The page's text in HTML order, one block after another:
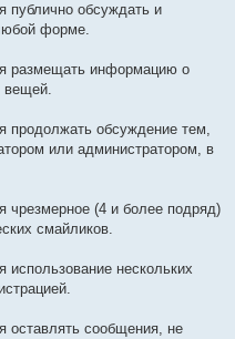
публично обсуждать и
форме.
размещать информацию о
вещей.
продолжать обсуждение тем,
или администратором, в
чрезмерное (4 и более подряд)
смайликов.
нескольких
оставлять сообщения, не